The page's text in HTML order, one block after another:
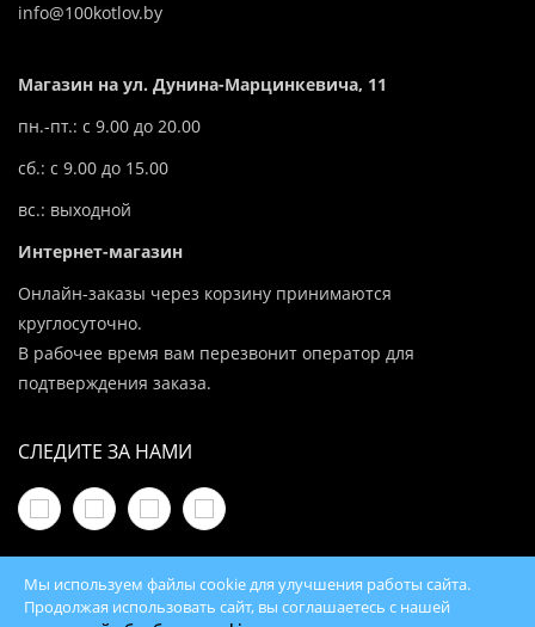
info@100kotlov.by
Магазин на ул. Дунина-Марцинкевича, 11
пн.-пт.: с 9.00 до 20.00
сб.: с 9.00 до 15.00
вс.: выходной
Интернет-магазин
Онлайн-заказы через корзину принимаются
круглосуточно.
В рабочее время вам перезвонит оператор для
подтверждения заказа.
СЛЕДИТЕ ЗА НАМИ
Мы используем файлы cookie для улучшения работы сайта.
Продолжая использовать сайт, вы соглашаетесь с нашей